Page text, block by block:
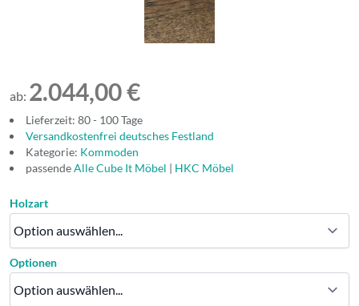
ab: 2.044,00 €
Lieferzeit: 80 - 100 Tage
Versandkostenfrei deutsches Festland
Kategorie: Kommoden
passendeAlle Cube It Möbel | HKC Möbel
Holzart
Optionen